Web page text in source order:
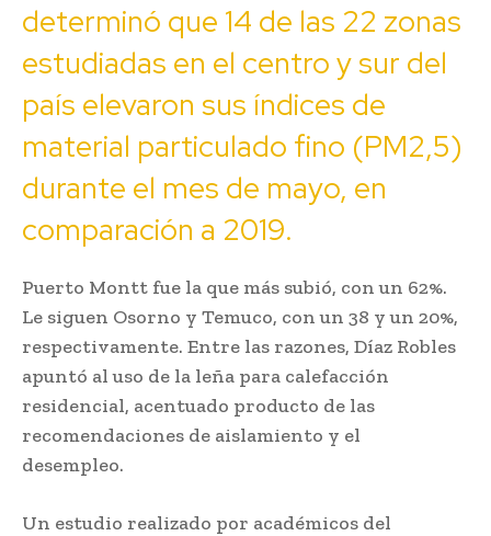
determinó que 14 de las 22 zonas
estudiadas en el centro y sur del
país elevaron sus índices de
material particulado fino (PM2,5)
durante el mes de mayo, en
comparación a 2019.
Puerto Montt fue la que más subió, con un 62%.
Le siguen Osorno y Temuco, con un 38 y un 20%,
respectivamente. Entre las razones, Díaz Robles
apuntó al uso de la leña para calefacción
residencial, acentuado producto de las
recomendaciones de aislamiento y el
desempleo.
Un estudio realizado por académicos del